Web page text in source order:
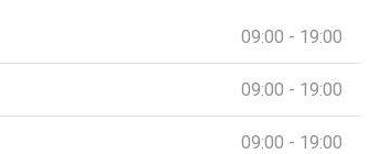
09:00 - 19:00
09:00 - 19:00
09:00 - 19:00